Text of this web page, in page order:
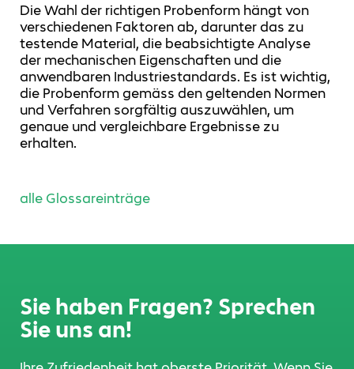
Die Wahl der richtigen Probenform hängt von
verschiedenen Faktoren ab, darunter das zu
testende Material, die beabsichtigte Analyse
der mechanischen Eigenschaften und die
anwendbaren Industriestandards. Es ist wichtig,
die Probenform gemäss den geltenden Normen
und Verfahren sorgfältig auszuwählen, um
genaue und vergleichbare Ergebnisse zu
erhalten.
alle Glossareinträge
Sie haben Fragen? Sprechen
Sie uns an!